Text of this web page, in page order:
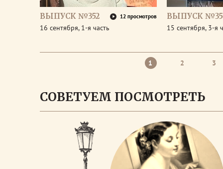
ВЫПУСК №352 12 просмотров
16 сентября, 1-я часть
ВЫПУСК
15 сентября, 3-я
1 2 3
СОВЕТУЕМ ПОСМОТРЕТЬ